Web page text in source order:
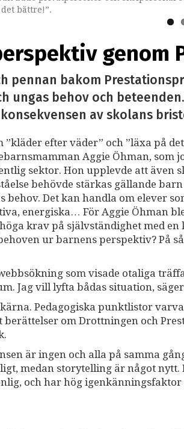
bättre!”.
handlar om mat, ögonkontakt,
genom
pennan bakom
ungas behov och
av skolans
efter väder” och ”läxa på
Aggie Öhman, som
sektor. Hon upplevde att även
behövde stärkas gällande
behov. Det kan handla om elever
energiska… För Aggie Öhman
krav på självständighet med
ur barnens perspektiv? På
som visade otaliga
Jag vill lyfta bådas situation,
Pedagogiska punktlistor
om Drottningen och
är ingen och alla på samma
medan storytelling är något
och har hög igenkänningsfaktor